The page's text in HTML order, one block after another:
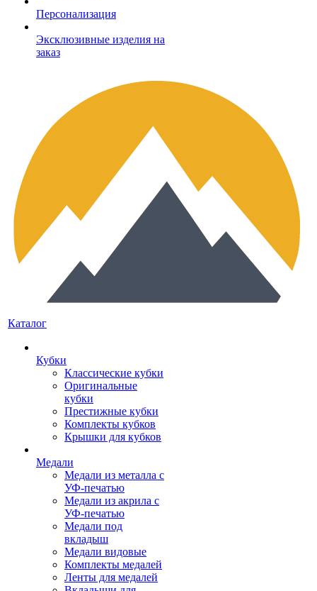
Персонализация
Эксклюзивные изделия на
заказ
Каталог
Кубки
Классические кубки
Оригинальные
кубки
Престижные кубки
Комплекты кубков
Крышки для кубков
Медали
Медали из металла с
УФ-печатью
Медали из акрила с
УФ-печатью
Медали под
вкладыш
Медали видовые
Комплекты медалей
Ленты для медалей